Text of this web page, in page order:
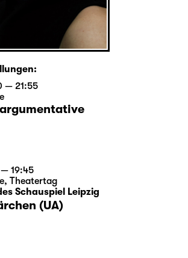
— 21:55
argumentative
19:45
, Theatertag
Schauspiel Leipzig
(UA)